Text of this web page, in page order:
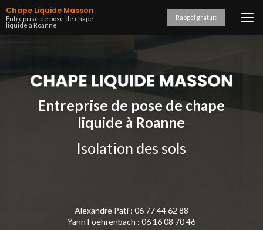
Aller
au
contenu
Chape Liquide Masson
Entreprise de pose de chape
liquide à Roanne
Rappel gratuit
Entreprise de pose de chape
liquide à Roanne
Isolation des sols
Alexandre Pati : 06 77 44 62 88
Yann Foehrenbach : 06 16 08 70 46